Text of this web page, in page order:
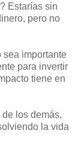
Estarías sin
pero no
sea importante
para invertir
tiene en
los demás,
la vida